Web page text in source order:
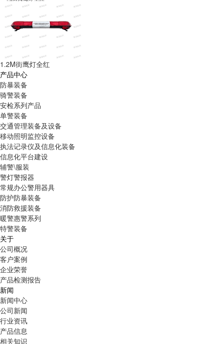
1.2M街鹰灯全红
产品中心
防暴装备
骑警装备
安检系列产品
单警装备
交通管理装备及设备
移动照明监控设备
执法记录仪及信息化装备
信息化平台建设
辅警\服装
警灯警报器
常规办公警用器具
防护防暴装备
消防救援装备
暖警惠警系列
特警装备
关于
公司概况
客户案例
企业荣誉
产品检测报告
新闻
新闻中心
公司新闻
行业资讯
产品信息
相关知识